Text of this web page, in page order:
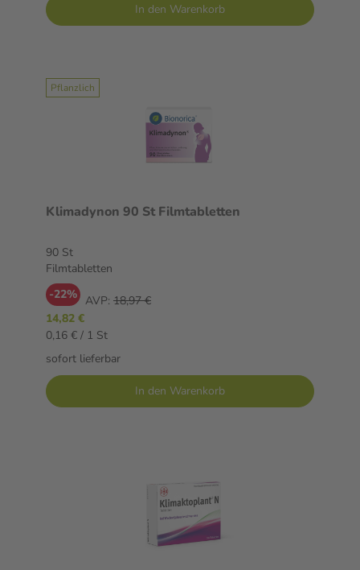
In den Warenkorb
Pflanzlich
Klimadynon 90 St Filmtabletten
90 St
Filmtabletten
-22% AVP: 18,97 €
14,82 €
0,16 € / 1 St
sofort lieferbar
In den Warenkorb